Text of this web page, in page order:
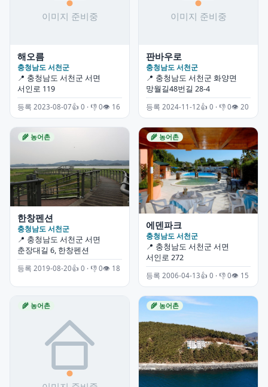
해오름
충청남도 서천군
📍 충청남도 서천군 서면
서인로 119
등록 2023-08-07👍 0 · 👎 0👁 16
판바우로
충청남도 서천군
📍 충청남도 서천군 화양면
망월길48번길 28-4
등록 2024-11-12👍 0 · 👎 0👁 20
🌾 농어촌
한창펜션
충청남도 서천군
📍 충청남도 서천군 서면
춘장대길 6, 한창펜션
등록 2019-08-20👍 0 · 👎 0👁 18
🌾 농어촌
에덴파크
충청남도 서천군
📍 충청남도 서천군 서면
서인로 272
등록 2006-04-13👍 0 · 👎 0👁 15
🌾 농어촌 🌾 농어촌